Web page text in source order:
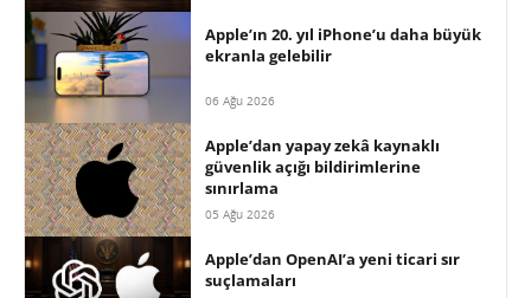
Apple’ın 20. yıl iPhone’u daha büyük
ekranla gelebilir
06 Ağu 2026
Apple’dan yapay zekâ kaynaklı
güvenlik açığı bildirimlerine
sınırlama
05 Ağu 2026
Apple’dan OpenAI’a yeni ticari sır
suçlamaları